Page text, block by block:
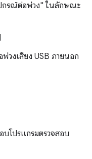
กรณ์ต่อพ่วง" ในลักษณะ
วงเสียง USB ภายนอก
โปรแกรมตรวจสอบ